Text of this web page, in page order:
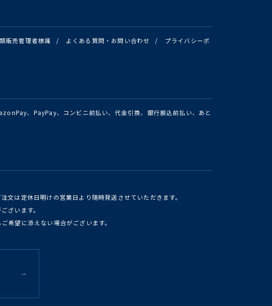
販売管理者標識 / よくある質問・お問い合わせ /
プライバシーポ
、PayPay、コンビニ前払い、代金引換、銀行振込前払い、あと
文は定休日明けの営業日より随時発送させていただきます。
ざいます。
希望に添えない場合がございます。